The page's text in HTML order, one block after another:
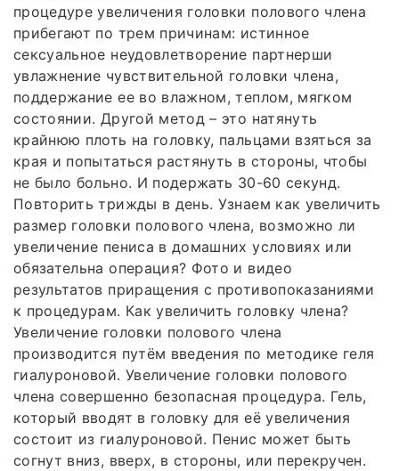
процедуре увеличения головки полового члена
прибегают по трем причинам: истинное
сексуальное неудовлетворение партнерши
увлажнение чувствительной головки члена,
поддержание ее во влажном, теплом, мягком
состоянии. Другой метод – это натянуть
крайнюю плоть на головку, пальцами взяться за
края и попытаться растянуть в стороны, чтобы
не было больно. И подержать 30-60 секунд.
Повторить трижды в день. Узнаем как увеличить
размер головки полового члена, возможно ли
увеличение пениса в домашних условиях или
обязательна операция? Фото и видео
результатов приращения с противопоказаниями
к процедурам. Как увеличить головку члена?
Увеличение головки полового члена
производится путём введения по методике геля
гиалуроновой. Увеличение головки полового
члена совершенно безопасная процедура. Гель,
который вводят в головку для её увеличения
состоит из гиалуроновой. Пенис может быть
согнут вниз, вверх, в стороны, или перекручен.